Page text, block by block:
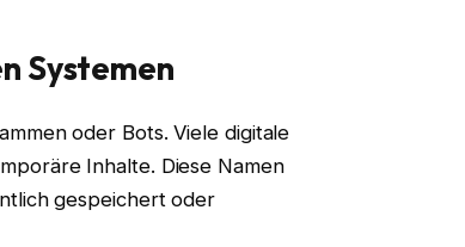
Systemen
oder Bots. Viele digitale
Inhalte. Diese Namen
gespeichert oder